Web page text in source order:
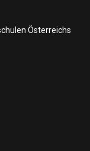
Österreichs